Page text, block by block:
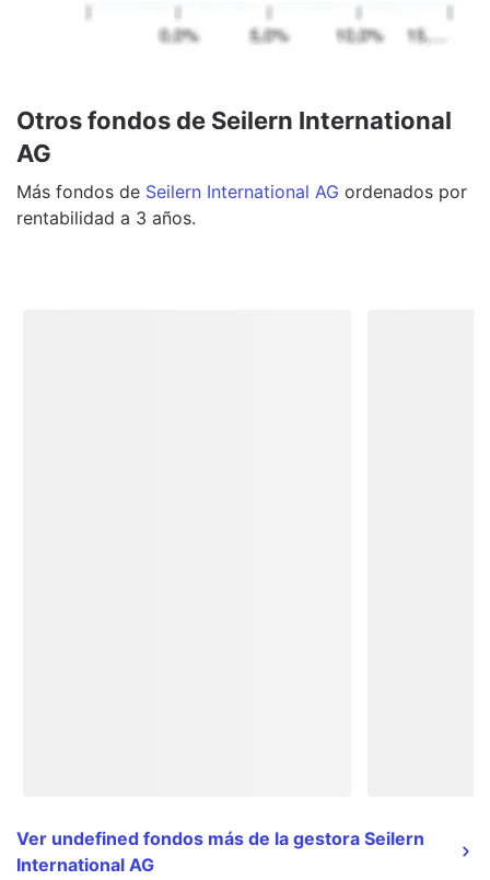
Otros fondos de Seilern International
AG
Más fondos de Seilern International AG ordenados por
rentabilidad a 3 años.
Ver undefined fondos más de la gestora Seilern
International AG